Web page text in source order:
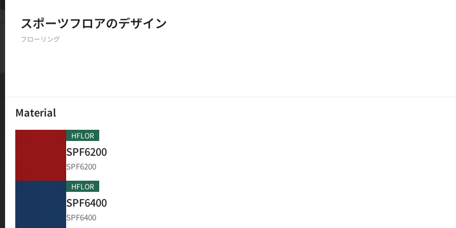
スポーツフロアのデザイン
フローリング
Material
HFLOR
SPF6200
SPF6200
HFLOR
SPF6400
SPF6400
結果